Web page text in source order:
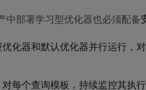
中部署学习型优化器也必须配备
优化器和默认优化器并行运行，
对每个查询模板，持续监控其执